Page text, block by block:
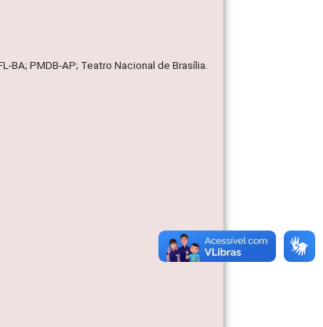
BA; PMDB-AP; Teatro Nacional de Brasília.